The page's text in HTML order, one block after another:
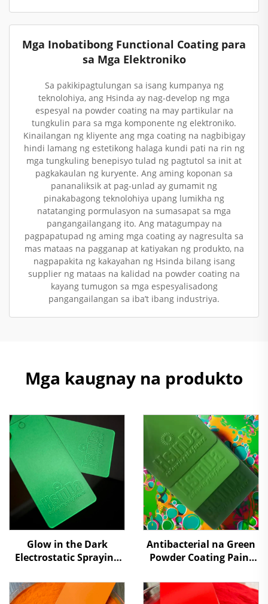
Mga Inobatibong Functional Coating para
sa Mga Elektroniko
Sa pakikipagtulungan sa isang kumpanya ng
teknolohiya, ang Hsinda ay nag-develop ng mga
espesyal na powder coating na may partikular na
tungkulin para sa mga komponente ng elektroniko.
Kinailangan ng kliyente ang mga coating na nagbibigay
hindi lamang ng estetikong halaga kundi pati na rin ng
mga tungkuling benepisyo tulad ng pagtutol sa init at
pagkakaulan ng kuryente. Ang aming koponan sa
pananaliksik at pag-unlad ay gumamit ng
pinakabagong teknolohiya upang lumikha ng
natatanging pormulasyon na sumasapat sa mga
pangangailangang ito. Ang matagumpay na
pagpapatupad ng aming mga coating ay nagresulta sa
mas mataas na pagganap at katiyakan ng produkto, na
nagpapakita ng kakayahan ng Hsinda bilang isang
supplier ng mataas na kalidad na powder coating na
kayang tumugon sa mga espesyalisadong
pangangailangan sa iba’t ibang industriya.
Mga kaugnay na produkto
Glow in the Dark
Electrostatic Spraying
Powder Coatings
Antibacterial na Green
Powder Coating Paint
at Long-term Protection